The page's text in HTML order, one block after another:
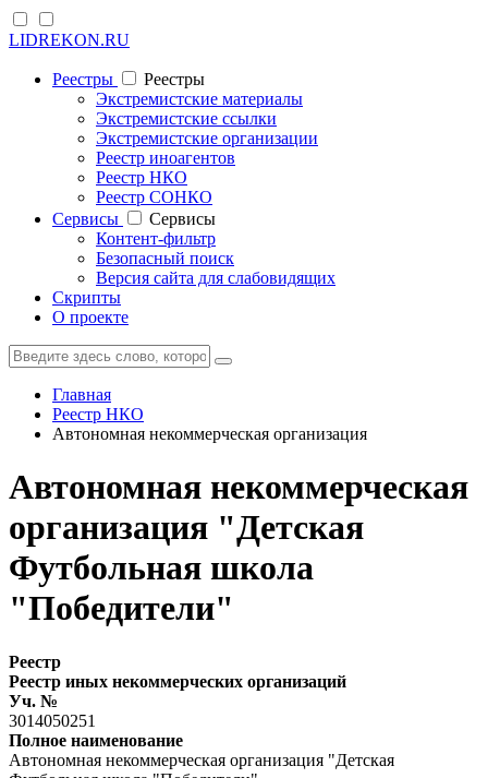
LIDREKON.RU
Реестры
Реестры
Экстремистские материалы
Экстремистские ссылки
Экстремистские организации
Реестр иноагентов
Реестр НКО
Реестр СОНКО
Cервисы
Cервисы
Контент-фильтр
Безопасный поиск
Версия сайта для слабовидящих
Скрипты
О проекте
Главная
Реестр НКО
Автономная некоммерческая организация
Автономная некоммерческая
организация "Детская
Футбольная школа
"Победители"
Реестр
Реестр иных некоммерческих организаций
Уч. №
3014050251
Полное наименование
Автономная некоммерческая организация "Детская